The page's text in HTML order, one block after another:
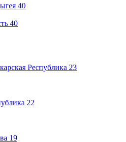
40
40
Республика 23
22
19